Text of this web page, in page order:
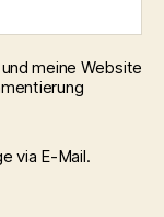
meine Website
via E-Mail.